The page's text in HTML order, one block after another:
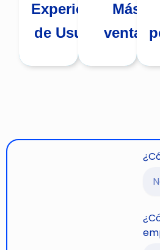
Experiencia
de Usuario
Experiencia
de Usuario
Más
ventas
visibilidad
ventas